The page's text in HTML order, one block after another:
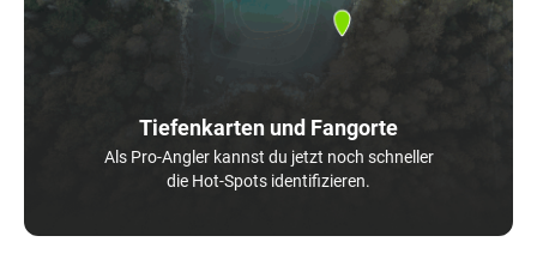
Tiefenkarten und Fangorte
Als Pro-Angler kannst du jetzt noch schneller
die Hot-Spots identifizieren.